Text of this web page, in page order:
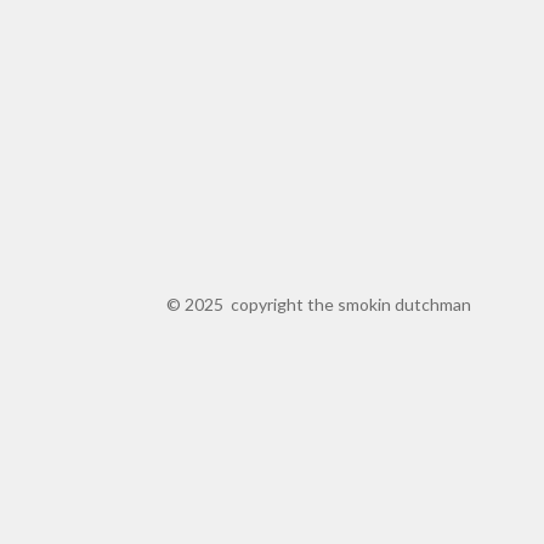
© 2025 copyright the smokin dutchman